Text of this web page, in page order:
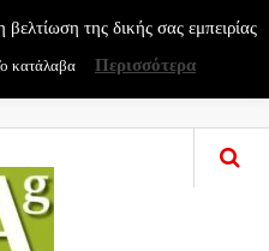
της δικής σας εμπειρίας
κατάλαβα Περισσότερα